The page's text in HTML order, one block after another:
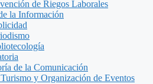
de Riegos Laborales
la Información
de la Comunicación
y Organización de Eventos